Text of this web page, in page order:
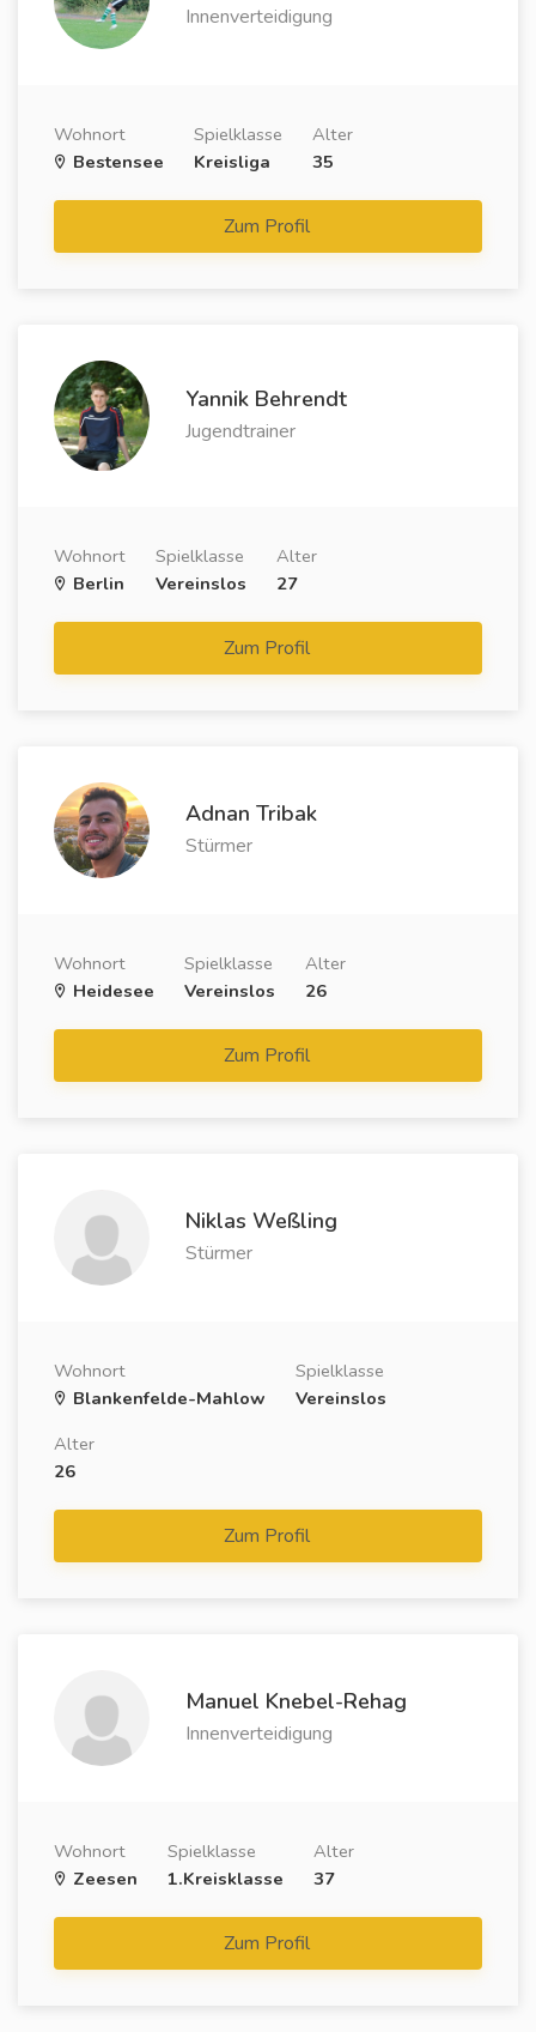
Innenverteidigung
Wohnort
Bestensee
Spielklasse
Kreisliga
Alter
35
Zum Profil
Yannik Behrendt
Jugendtrainer
Wohnort
Berlin
Spielklasse
Vereinslos
Alter
27
Zum Profil
Adnan Tribak
Stürmer
Wohnort
Heidesee
Spielklasse
Vereinslos
Alter
26
Zum Profil
Niklas Weßling
Stürmer
Wohnort
Blankenfelde-Mahlow
Spielklasse
Vereinslos
Alter
26
Zum Profil
Manuel Knebel-Rehag
Innenverteidigung
Wohnort
Zeesen
Spielklasse
1.Kreisklasse
Alter
37
Zum Profil